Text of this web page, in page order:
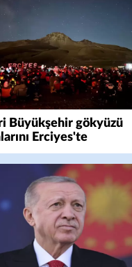
Büyükşehir gökyüzü
Erciyes'te